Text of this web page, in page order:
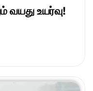
வயது உயர்வு!